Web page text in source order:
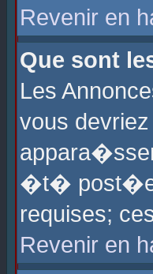
Revenir en
Que sont
Les
vous
�t�
requises;
Revenir en